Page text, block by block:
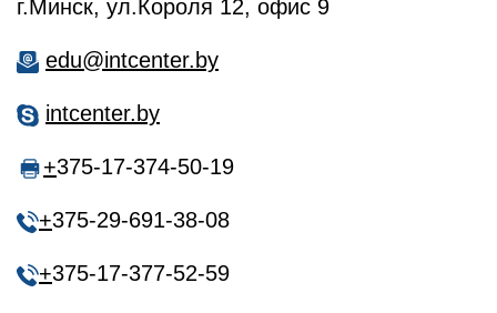
г.Минск, ул.Короля 12, офис 9
edu@intcenter.by
intcenter.by
+375-17-374-50-19
+375-29-691-38-08
+375-17-377-52-59